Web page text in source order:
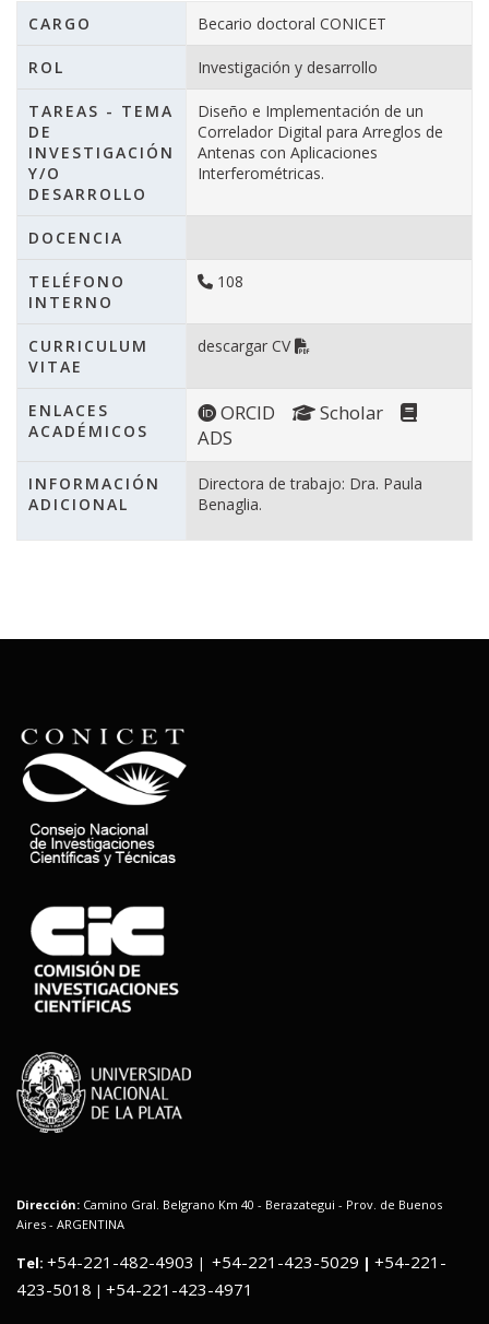
CARGO Becario doctoral CONICET
ROL Investigación y desarrollo
TAREAS - TEMA
DE
INVESTIGACIÓN
Y/O
DESARROLLO
Diseño e Implementación de un
Correlador Digital para Arreglos de
Antenas con Aplicaciones
Interferométricas.
DOCENCIA
TELÉFONO
INTERNO
108
CURRICULUM
VITAE
descargar CV
ENLACES
ACADÉMICOS
ORCID
Scholar
ADS
INFORMACIÓN
ADICIONAL
Directora de trabajo: Dra. Paula
Benaglia.
Dirección: Camino Gral. Belgrano Km 40 - Berazategui - Prov. de Buenos
Aires - ARGENTINA
Tel: +54-221-482-4903 | +54-221-423-5029 | +54-221-
423-5018 | +54-221-423-4971